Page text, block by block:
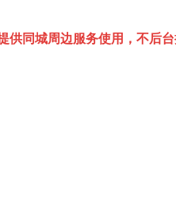
同城周边服务使用，不后